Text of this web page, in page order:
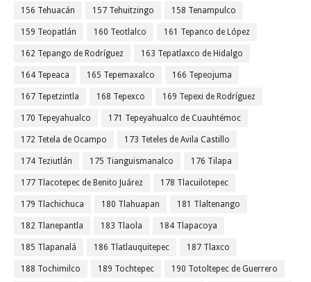
156 Tehuacán 157 Tehuitzingo 158 Tenampulco
159 Teopatlán 160 Teotlalco 161 Tepanco de López
162 Tepango de Rodríguez 163 Tepatlaxco de Hidalgo
164 Tepeaca 165 Tepemaxalco 166 Tepeojuma
167 Tepetzintla 168 Tepexco 169 Tepexi de Rodríguez
170 Tepeyahualco 171 Tepeyahualco de Cuauhtémoc
172 Tetela de Ocampo 173 Teteles de Avila Castillo
174 Teziutlán 175 Tianguismanalco 176 Tilapa
177 Tlacotepec de Benito Juárez 178 Tlacuilotepec
179 Tlachichuca 180 Tlahuapan 181 Tlaltenango
182 Tlanepantla 183 Tlaola 184 Tlapacoya
185 Tlapanalá 186 Tlatlauquitepec 187 Tlaxco
188 Tochimilco 189 Tochtepec 190 Totoltepec de Guerrero